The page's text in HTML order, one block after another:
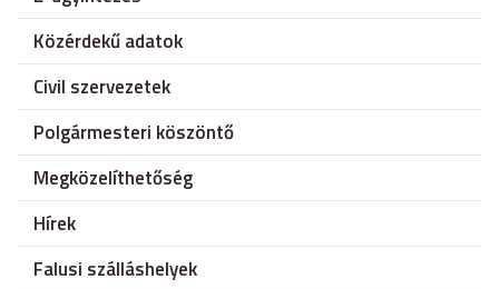
Közérdekű adatok
Civil szervezetek
Polgármesteri köszöntő
Megközelíthetőség
Hírek
Falusi szálláshelyek